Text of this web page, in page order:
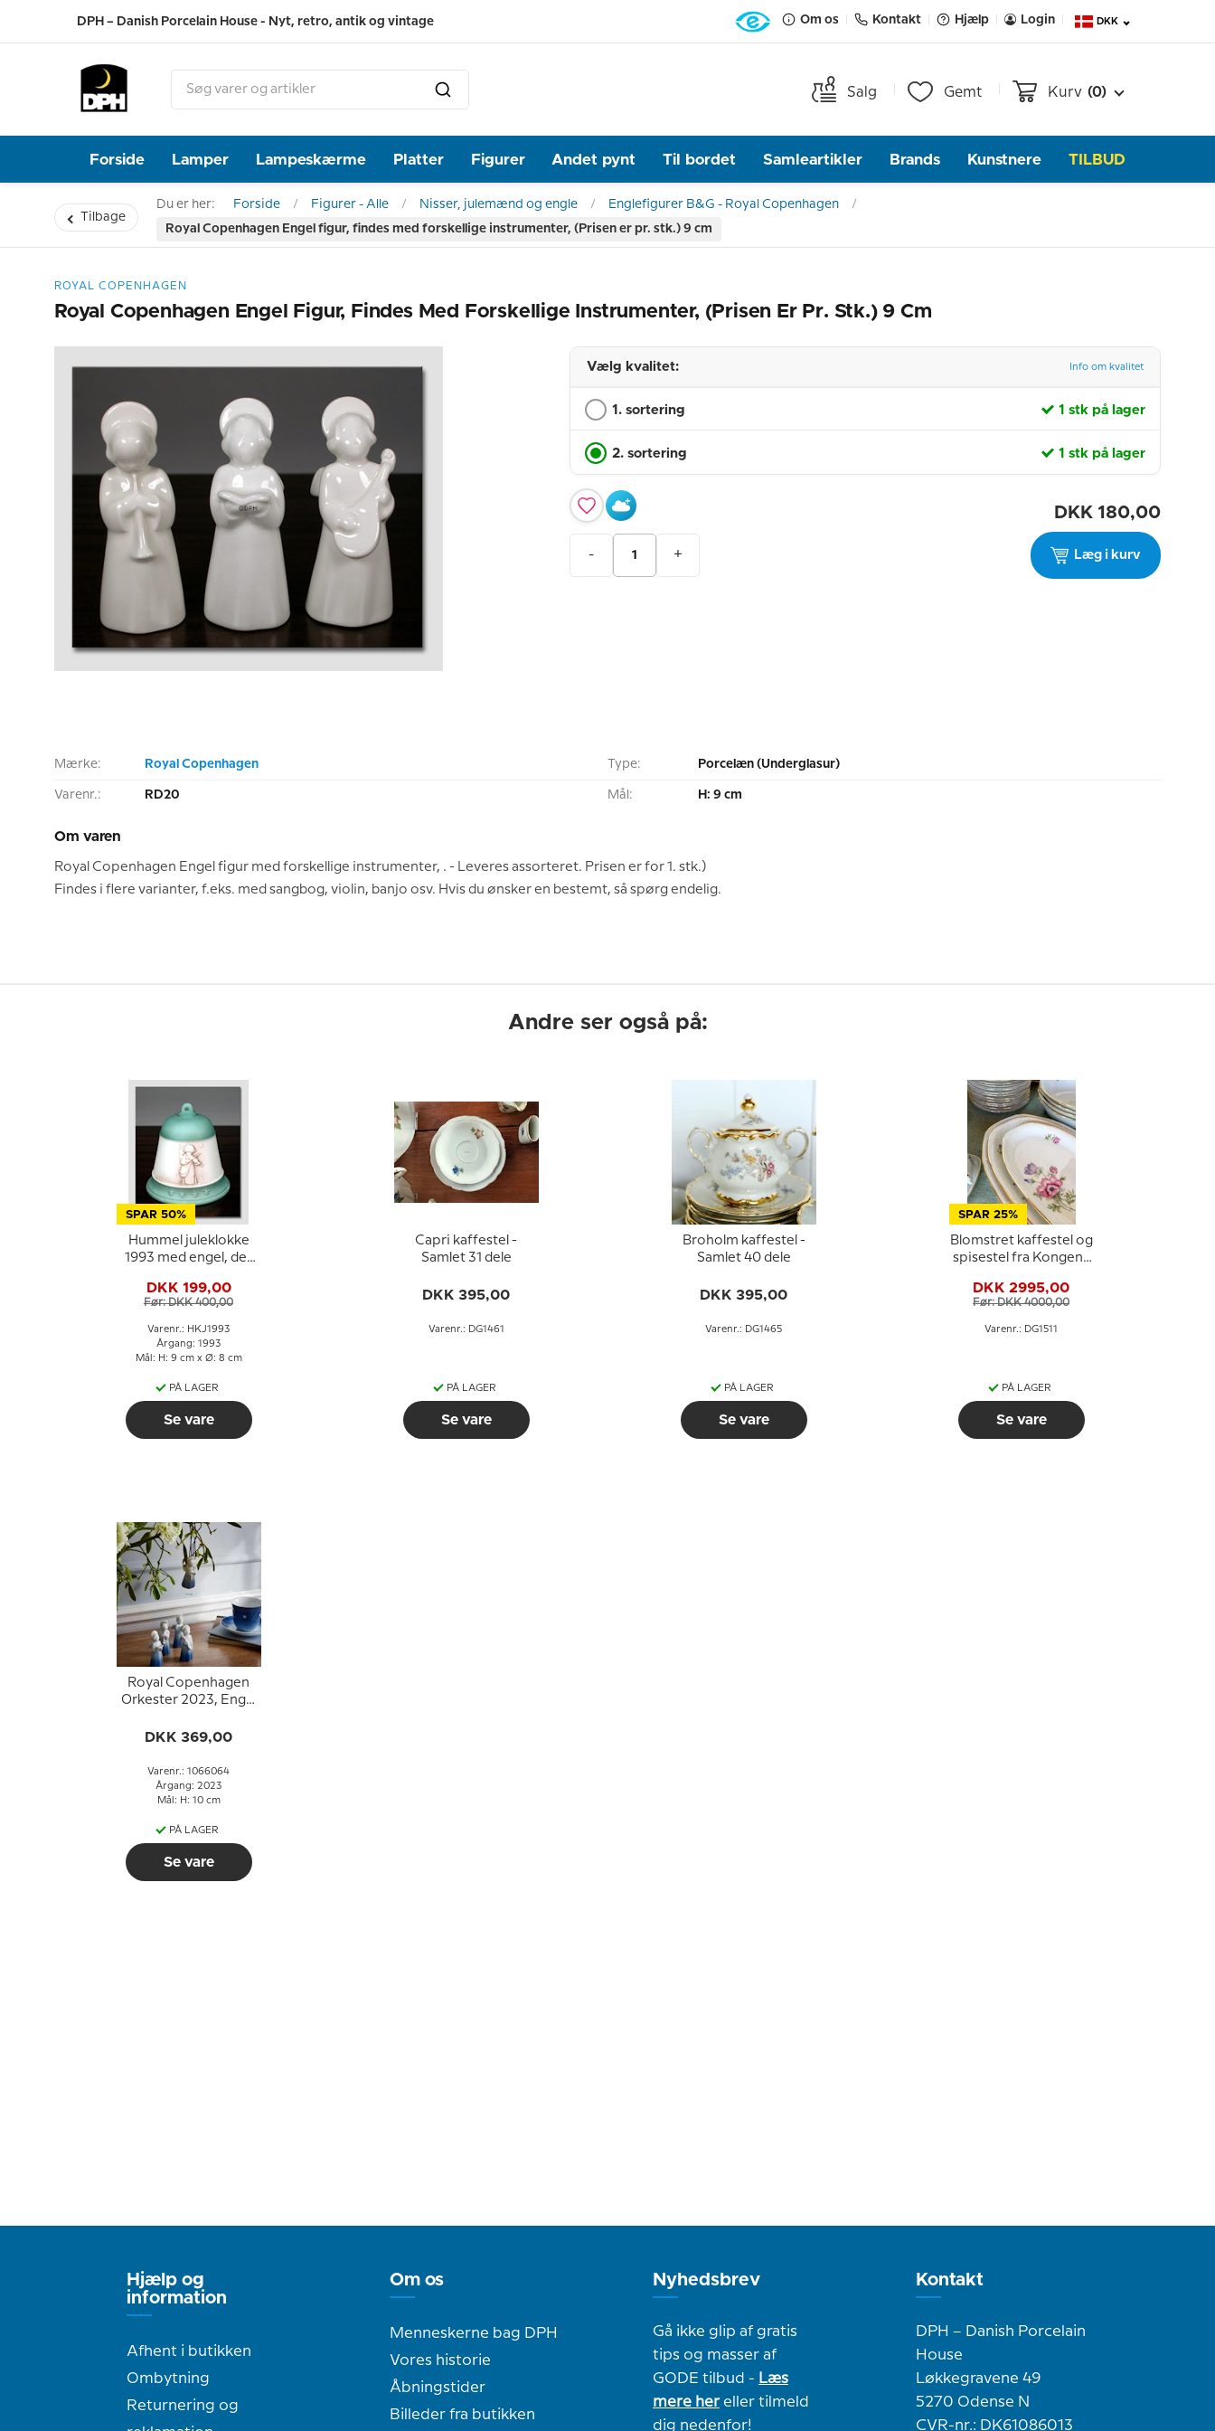
DPH – Danish Porcelain House - Nyt, retro, antik og vintage Om os Kontakt Hjælp Login DKK
Salg Gemt Kurv (0)
Forside Lamper Lampeskærme Platter Figurer Andet pynt Til bordet Samleartikler Brands Kunstnere TILBUD
Tilbage
Du er her: Forside Figurer - Alle Nisser, julemænd og engle
Englefigurer B&G - Royal Copenhagen
Royal Copenhagen Engel figur, findes med forskellige instrumenter, (Prisen er pr. stk.) 9 cm
ROYAL COPENHAGEN
Royal Copenhagen Engel Figur, Findes Med Forskellige Instrumenter, (Prisen Er Pr. Stk.) 9 Cm
Vælg kvalitet: Info om kvalitet
1. sortering 1 stk på lager
2. sortering 1 stk på lager
DKK 180,00
- + Læg i kurv
Mærke: Royal Copenhagen
Varenr.: RD20
Type: Porcelæn (Underglasur)
Mål: H: 9 cm
Om varen
Royal Copenhagen Engel figur med forskellige instrumenter, . - Leveres assorteret. Prisen er for 1. stk.)
Findes i flere varianter, f.eks. med sangbog, violin, banjo osv. Hvis du ønsker en bestemt, så spørg endelig.
Andre ser også på:
SPAR 50%
Hummel juleklokke
1993 med engel, der
DKK 199,00
Før: DKK 400,00
Varenr.: HKJ1993
Årgang: 1993
Mål: H: 9 cm x Ø: 8 cm
PÅ LAGER
Se vare
Capri kaffestel -
Samlet 31 dele
DKK 395,00
Varenr.: DG1461
PÅ LAGER
Se vare
Broholm kaffestel -
Samlet 40 dele
DKK 395,00
Varenr.: DG1465
PÅ LAGER
Se vare
SPAR 25%
Blomstret kaffestel og
spisestel fra Kongens
88 dele
DKK 2995,00
Før: DKK 4000,00
Varenr.: DG1511
PÅ LAGER
Se vare
Royal Copenhagen
Orkester 2023, Engel
DKK 369,00
Varenr.: 1066064
Årgang: 2023
Mål: H: 10 cm
PÅ LAGER
Se vare
Hjælp og
information
Afhent i butikken
Ombytning
Returnering og
Om os
Menneskerne bag DPH
Vores historie
Åbningstider
Billeder fra butikken
Nyhedsbrev
Gå ikke glip af gratis
tips og masser af
GODE tilbud - Læs
mere hereller tilmeld
dig nedenfor!
Kontakt
DPH – Danish Porcelain
House
Løkkegravene 49
5270 Odense N
CVR-nr.: DK61086013